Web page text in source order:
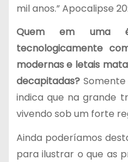
mil anos.” Apocalipse
Quem em uma
tecnologicamente
modernas e letais
decapitadas?
indica que na grande
vivendo sob um forte
Ainda poderíamos
para ilustrar o que as